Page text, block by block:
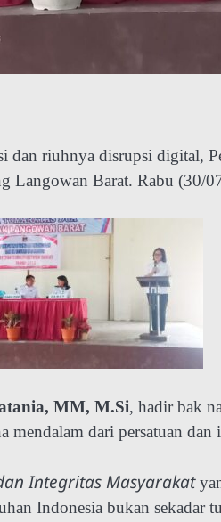
riuhnya disrupsi digital,
Langowan Barat. Rabu (30/
MM, M.Si, hadir bak
dari persatuan dan
Integritas Masyarakat
Indonesia bukan sekadar